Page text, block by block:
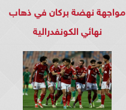
مواجهة نهضة بركان في ذهاب
نهائي الكونفدرالية